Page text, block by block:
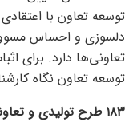
توسعه تعاون با
دلسوزی و احساس
تعاونی‌ها دارد. برای
توسعه تعاون نگاه
۱۸۳ طرح تولیدی و تعاونی